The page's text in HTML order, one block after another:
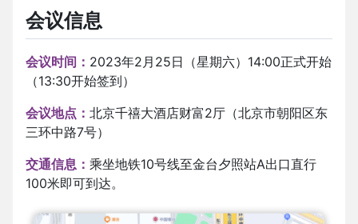
会议信息
会议时间： 2023年2月25日（星期六）14:00正式开始
（13:30开始签到）
会议地点： 北京千禧大酒店财富2厅（北京市朝阳区东
三环中路7号）
交通信息： 乘坐地铁10号线至金台夕照站A出口直行
100米即可到达。